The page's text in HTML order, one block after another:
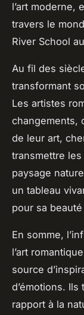
l’art moderne,
travers le
River School
Au fil des
transformant
Les artistes
changements,
de leur art,
transmettre
paysage
un tableau
pour sa
En somme,
l’art
source
d’émotions.
rapport à la